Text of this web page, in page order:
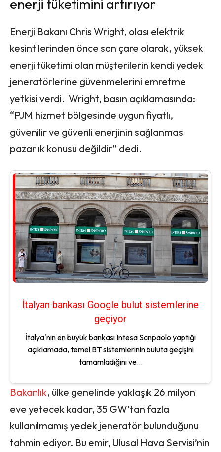
enerji tüketimini artırıyor
Enerji Bakanı Chris Wright, olası elektrik
kesintilerinden önce son çare olarak, yüksek
enerji tüketimi olan müşterilerin kendi yedek
jeneratörlerine güvenmelerini emretme
yetkisi verdi. Wright, basın açıklamasında:
“PJM hizmet bölgesinde uygun fiyatlı,
güvenilir ve güvenli enerjinin sağlanması
pazarlık konusu değildir” dedi.
İtalyan bankası Google bulut sistemlerine
geçiyor
İtalya'nın en büyük bankası Intesa Sanpaolo yaptığı
açıklamada, temel BT sistemlerinin buluta geçişini
tamamladığını ve...
Bakanlık, ülke genelinde yaklaşık 26 milyon
eve yetecek kadar, 35 GW’tan fazla
kullanılmamış yedek jeneratör bulunduğunu
tahmin ediyor. Bu emir, Ulusal Hava Servisi’nin